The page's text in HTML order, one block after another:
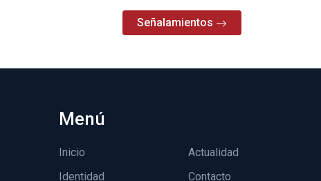
Señalamientos
Menú
Inicio
Identidad
Actualidad
Contacto